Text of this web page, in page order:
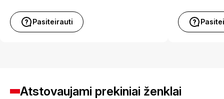
Pasiteirauti
Atstovaujami prekiniai ženklai